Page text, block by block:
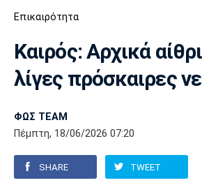
ΠΟΔΟΣΦΑΙΡΟ
ΒΟΛΕΪ ΠΟΛΟ
AUTO-MOTO
Ποδόσφαιρο
Super League 1
Super League 2
Γ Εθνική
Ελλάδα
Μπάσκετ
Ελλάδα
Εθνική
EuroLeague
Ολυμπιακοί Αγώνες
Βόλεϊ
Πόλο
Ολυμπιακός ΑΕΚ
Παναθηναϊκός Ατρόμητος
Επικαιρότητα
Καιρός: Αρχικά
λίγες πρόσκαιρες
ΦΩΣ TEAM
Πέμπτη, 18/06/2026 07:20
SHARE TWEET